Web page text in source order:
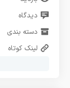
دیدگاه
دسته بندی
لینک کوتاه